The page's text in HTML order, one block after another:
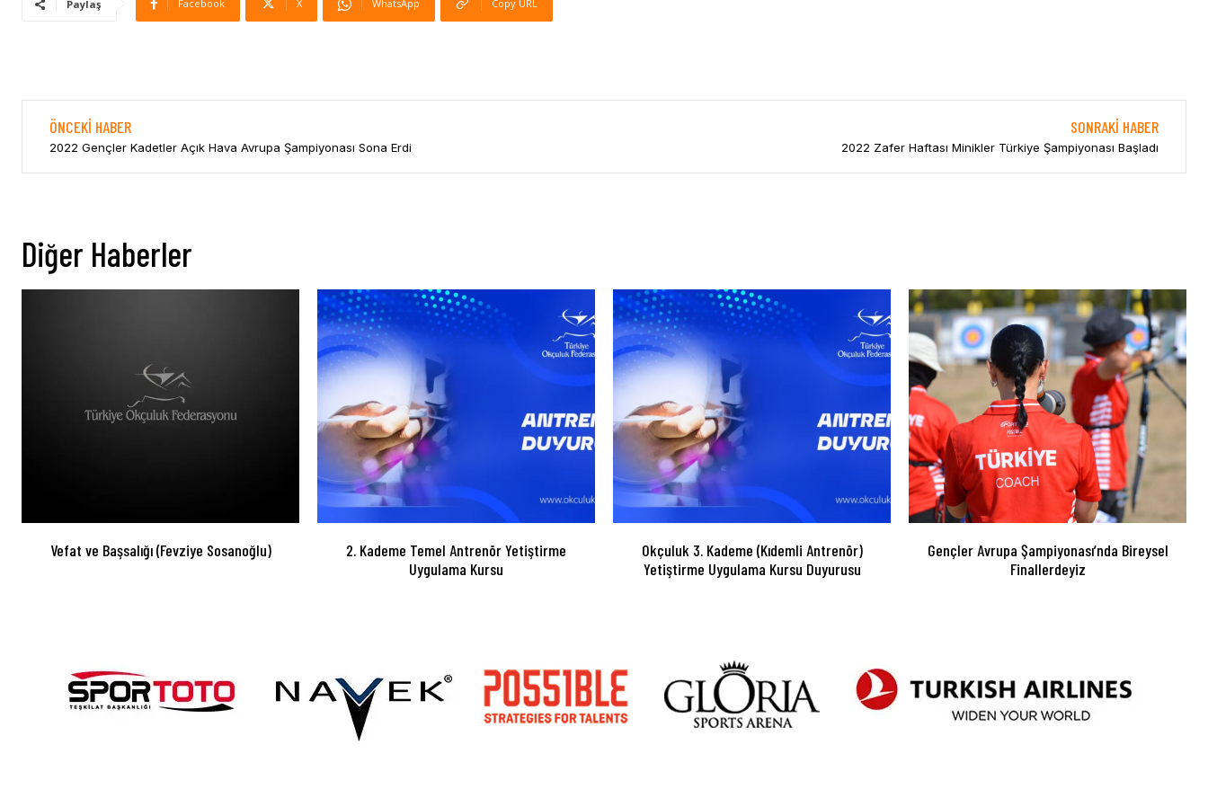
Paylaş Facebook X WhatsApp Copy URL
ÖNCEKI HABER
2022 Gençler Kadetler Açık Hava Avrupa Şampiyonası Sona Erdi
SONRAKI HABER
2022 Zafer Haftası Minikler Türkiye Şampiyonası Başladı
Diğer Haberler
Vefat ve Başsalığı (Fevziye Sosanoğlu)
2. Kademe Temel Antrenör Yetiştirme
Uygulama Kursu
Okçuluk 3. Kademe (Kıdemli Antrenör)
Yetiştirme Uygulama Kursu Duyurusu
Gençler Avrupa Şampiyonası’nda Bireysel
Finallerdeyiz